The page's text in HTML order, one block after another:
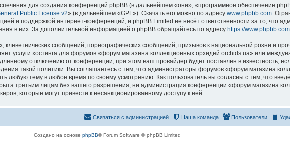
для создания конференций phpBB (в дальнейшем «они», «программное обеспечение
Public License v2» (в дальнейшем «GPL»). Скачать его можно по адресу www.phpbb.com.
и поддержкой интернет-конференций, и phpBB Limited не несёт ответственности за то, что
в них. За дополнительной информацией о phpBB обращайтесь по адресу https://
сообщений, порнографических сообщений, призывов к национальной розни и
услуги хостинга для форумов «форум магазина коллекционных орхидей orchids.ua» или
отключению от конференции, при этом ваш провайдер будет поставлен в известность,
такой политики. Вы соглашаетесь с тем, что администраторы форумов «форум магазина
любую тему в любое время по своему усмотрению. Как пользователь вы согласны с тем, что
третьим лицам без вашего разрешения, ни администрация конференции «форум магазина
которые могут привести к несанкционированному доступу к ней.
Пользователи
Наша команда
Связаться с администрацией
Создано на основе phpBB® Forum Software © phpBB Limited